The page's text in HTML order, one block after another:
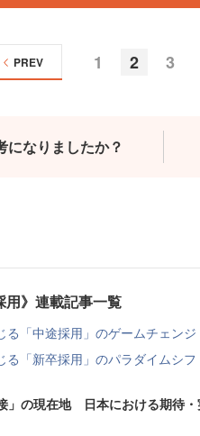
1 2 3
PREV
になりましたか？
用》連載記事一覧
る「中途採用」のゲームチェン
る「新卒採用」のパラダイムシ
」の現在地 日本における期待・